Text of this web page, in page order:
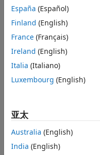
要从真实值数据中选择特
解，可以使用
selectLabelsByName
等
数据进行后处理：
changeFilePaths 用于更
于提取标签信息。对于视
sceneTimeRanges等实用
要与同事共享和审核图
目。有关详细信息，请参阅
Labeling。
App
España (Español)
Finland (English)
France (Français)
Ireland (English)
Italia (Italiano)
Luxembourg (English)
亚太
Australia (English)
India (English)